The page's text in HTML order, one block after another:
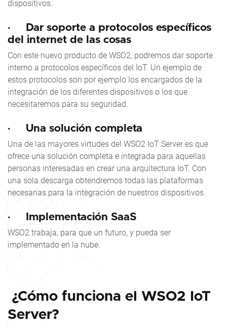
dispositivos.
·
Dar soporte a protocolos específicos
del internet de las cosas
Con este nuevo producto de WSO2, podremos dar soporte
interno a protocolos específicos del IoT. Un ejemplo de
estos protocolos son por ejemplo los encargados de la
integración de los diferentes dispositivos o los que
necesitaremos para su seguridad.
· Una solución completa
Una de las mayores virtudes del WSO2 IoT Server es que
ofrece una solución completa e integrada para aquellas
personas interesadas en crear una arquitectura IoT. Con
una sola descarga obtendremos todas las plataformas
necesarias para la integración de nuestros dispositivos.
· Implementación SaaS
WSO2 trabaja, para que un futuro, y pueda ser
implementado en la nube.
¿Cómo funciona el WSO2 IoT
Server?